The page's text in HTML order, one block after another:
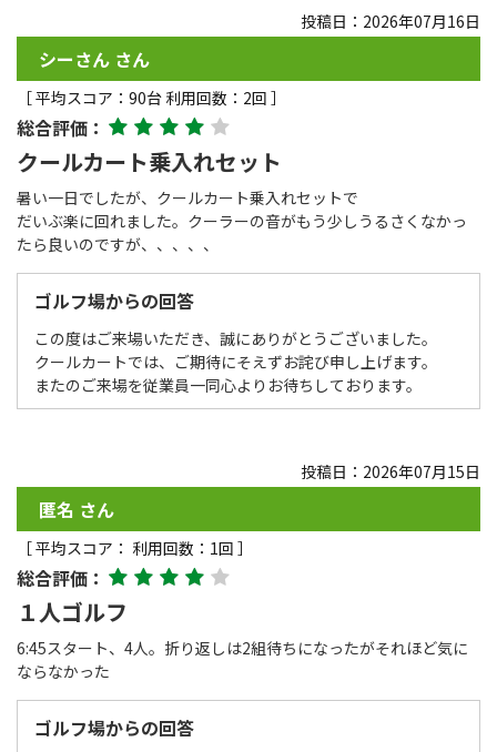
シーさん さん
［ 平均スコア：90台 利用回数：2回 ］
投稿日：2026年07月16日
総合評価：
クールカート乗入れセット
暑い一日でしたが、クールカート乗入れセットで
だいぶ楽に回れました。クーラーの音がもう少しうるさくなかっ
たら良いのですが、、、、、
ゴルフ場からの回答
この度はご来場いただき、誠にありがとうございました。
クールカートでは、ご期待にそえずお詫び申し上げます。
またのご来場を従業員一同心よりお待ちしております。
匿名 さん
［ 平均スコア： 利用回数：1回 ］
投稿日：2026年07月15日
総合評価：
１人ゴルフ
6:45スタート、4人。折り返しは2組待ちになったがそれほど気に
ならなかった
ゴルフ場からの回答